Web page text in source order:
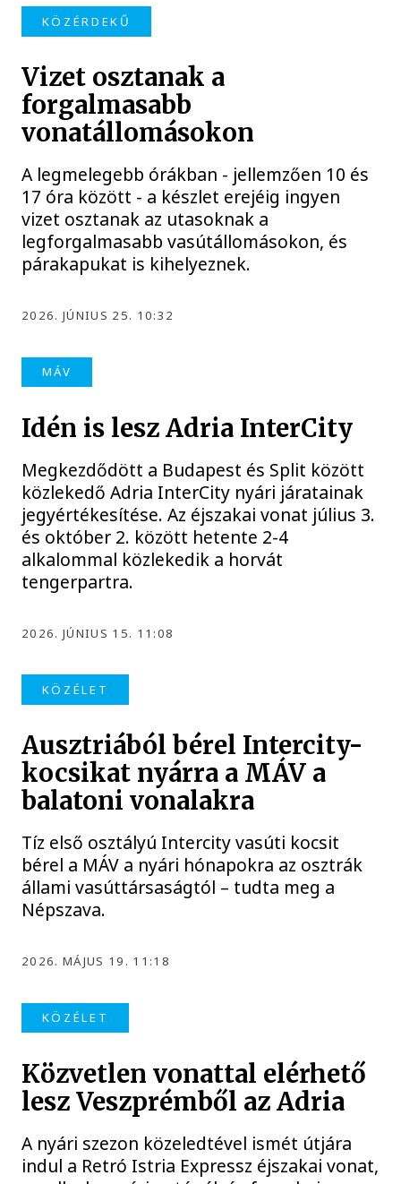
KÖZÉRDEKŰ
Vizet osztanak a
forgalmasabb
vonatállomásokon
A legmelegebb órákban - jellemzően 10 és
17 óra között - a készlet erejéig ingyen
vizet osztanak az utasoknak a
legforgalmasabb vasútállomásokon, és
párakapukat is kihelyeznek.
2026. JÚNIUS 25. 10:32
MÁV
Idén is lesz Adria InterCity
Megkezdődött a Budapest és Split között
közlekedő Adria InterCity nyári járatainak
jegyértékesítése. Az éjszakai vonat július 3.
és október 2. között hetente 2-4
alkalommal közlekedik a horvát
tengerpartra.
2026. JÚNIUS 15. 11:08
KÖZÉLET
Ausztriából bérel Intercity-
kocsikat nyárra a MÁV a
balatoni vonalakra
Tíz első osztályú Intercity vasúti kocsit
bérel a MÁV a nyári hónapokra az osztrák
állami vasúttársaságtól – tudta meg a
Népszava.
2026. MÁJUS 19. 11:18
KÖZÉLET
Közvetlen vonattal elérhető
lesz Veszprémből az Adria
A nyári szezon közeledtével ismét útjára
indul a Retró Istria Expressz éjszakai vonat,